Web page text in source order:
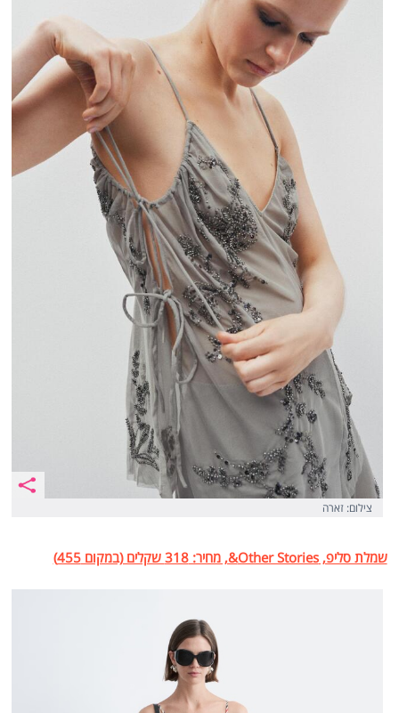
צילום: זארה
שמלת סליפ, Other Stories&, מחיר: 318 שקלים (במקום 455)